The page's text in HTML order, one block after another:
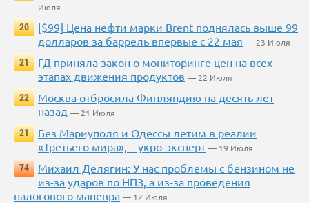
Июля
20
[$99] Цена нефти марки Brent поднялась выше 99
долларов за баррель впервые с 22 мая — 23 Июля
21
ГД приняла закон о мониторинге цен на всех
этапах движения продуктов — 22 Июля
22
Москва отбросила Финляндию на десять лет
назад — 21 Июля
21
Без Мариуполя и Одессы летим в реалии
«Третьего мира», – укро-эксперт — 19 Июля
74
Михаил Делягин: У нас проблемы с бензином не
из-за ударов по НПЗ, а из-за проведения
налогового маневра — 12 Июля